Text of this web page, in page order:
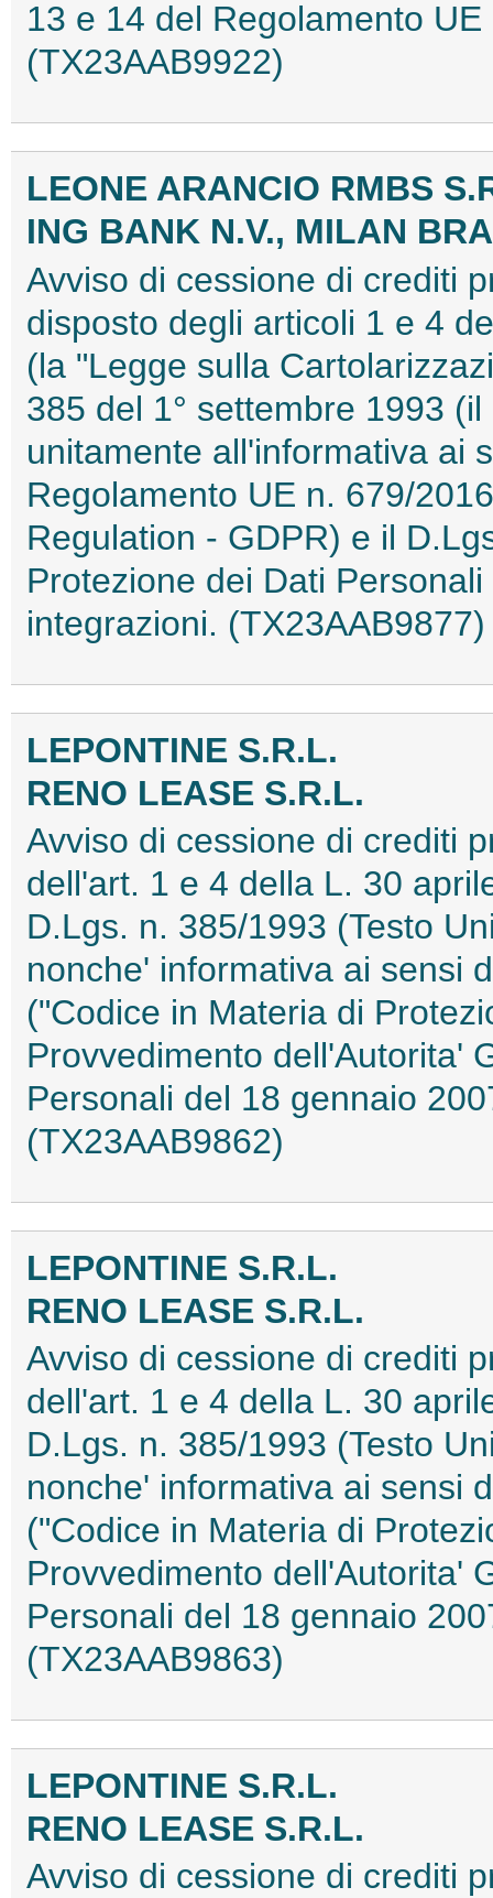
13 e 14 del Regolamento
(TX23AAB9922)
LEONE ARANCIO RMBS
ING BANK N.V., MILAN
Avviso di cessione di crediti
disposto degli articoli 1 e 4
(la "Legge sulla
385 del 1° settembre 1993
unitamente all'informativa ai
Regolamento UE n. 679/
Regulation - GDPR) e il
Protezione dei Dati
integrazioni. (TX23AAB9877)
LEPONTINE S.R.L.
RENO LEASE S.R.L.
Avviso di cessione di crediti
dell'art. 1 e 4 della L. 30
D.Lgs. n. 385/1993 (Testo
nonche' informativa ai sensi
("Codice in Materia di
Provvedimento dell'Autorita'
Personali del 18 gennaio
(TX23AAB9862)
LEPONTINE S.R.L.
RENO LEASE S.R.L.
Avviso di cessione di crediti
dell'art. 1 e 4 della L. 30
D.Lgs. n. 385/1993 (Testo
nonche' informativa ai sensi
("Codice in Materia di
Provvedimento dell'Autorita'
Personali del 18 gennaio
(TX23AAB9863)
LEPONTINE S.R.L.
RENO LEASE S.R.L.
Avviso di cessione di crediti